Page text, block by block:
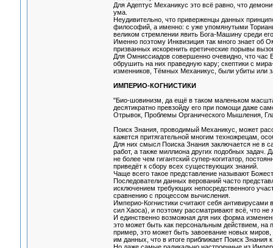
Для Адептус Механикус это всё равно, что
ума.
Неудивительно, что приверженцы данных
философий, а именно: с уже упомянутыми
великом стремлении явить Бога-Машину среди
Именно поэтому Инквизиция так много знает об
призванных искоренить еретические порывы
Для Омниссиадов совершенно очевидно, что час
обрушить на них праведную кару; скептики с
изменников, Тёмных Механикус, были убиты или
ИМПЕРИО-КОГНИСТИКИ
"Био-шовинизм, да ещё в таком маленьком
десятикратно превзойду его при помощи даже
Отрывок, Проблемы Органического Мышления,
Поиск Знания, проводимый Механикус, может
кажется притягательной многим техножрецам,
Для них смысл Поиска Знания заключается не в
работ, а также миллиона других подобных
не более чем гигантский супер-когитатор,
приведёт к сбору всех существующих знаний.
Чаще всего такое представление называют
Последователи данных верований часто
исключением требующих непосредственного
сравнению с процессом вычисления.
Империо-Когнистики считают себя
сил Хаоса), и поэтому рассматривают всё, что не
И единственно возможная для них форма
это может быть как персональным действием, на
пример, это может быть завоевание новых
им данных, что в итоге приближает Поиск Знания